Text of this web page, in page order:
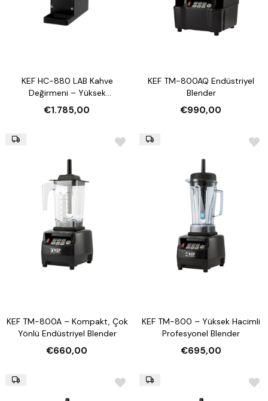
KEF HC-880 LAB Kahve
Değirmeni – Yüksek
Hacimlerde Profesyonel
Performans
€1.785,00
KEF TM-800AQ Endüstriyel
Blender
€990,00
KEF TM-800A – Kompakt, Çok
Yönlü Endüstriyel Blender
€660,00
KEF TM-800 – Yüksek Hacimli
Profesyonel Blender
€695,00